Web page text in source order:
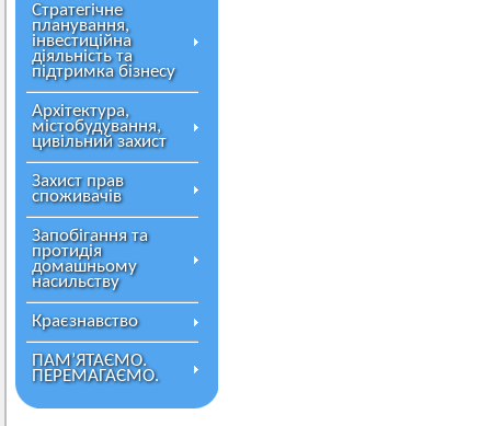
Стратегічне
планування,
інвестиційна
діяльність та
підтримка бізнесу
Архітектура,
містобудування,
цивільний захист
Захист прав
споживачів
Запобігання та
протидія
домашньому
насильству
Краєзнавство
ПАМ’ЯТАЄМО.
ПЕРЕМАГАЄМО.